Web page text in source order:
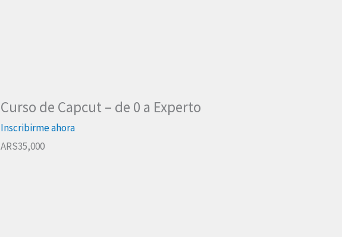
Curso de Capcut – de 0 a Experto
Inscribirme ahora
ARS35,000